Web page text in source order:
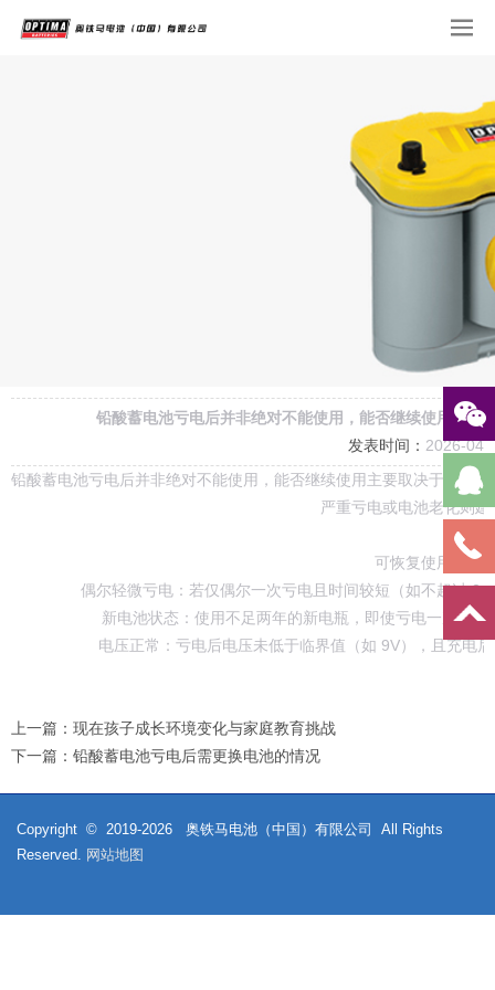
铅酸蓄电池亏电后‌并非绝对不能使用‌，能否继续使用主要
发表时间： 2026-04-
铅酸蓄电池亏电后‌并非绝对不能使用‌，能否继续使用主要取决于‌亏电
严重亏电或电池老化则建
可恢复使用的情
偶尔轻微亏电‌：若仅偶尔一次亏电且时间较短（如不超过
新电池状态‌：使用不足两年的新电瓶，即使亏电一次，
电压正常‌：亏电后电压未低于临界值（如 9V），且充电
上一篇： 现在孩子成长环境变化与家庭教育挑战
下一篇： 铅酸蓄电池亏电后需更换电池的情况
Copyright © 2019-2026
奥铁马电池（中国）有限公司 All Rights
Reserved. 网站地图